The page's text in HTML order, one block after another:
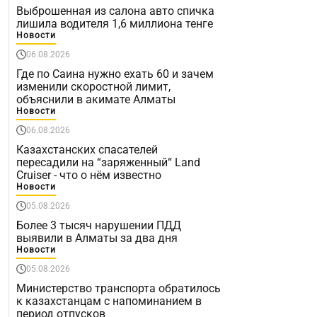
Выброшенная из салона авто спичка
лишила водителя 1,6 миллиона тенге
Новости
06.08.2026
Где по Саина нужно ехать 60 и зачем
изменили скоростной лимит,
объяснили в акимате Алматы
Новости
06.08.2026
Казахстанских спасателей
пересадили на “заряженный“ Land
Cruiser - что о нём известно
Новости
05.08.2026
Более 3 тысяч нарушении ПДД
выявили в Алматы за два дня
Новости
05.08.2026
Министерство транспорта обратилось
к казахстанцам с напоминанием в
период отпусков